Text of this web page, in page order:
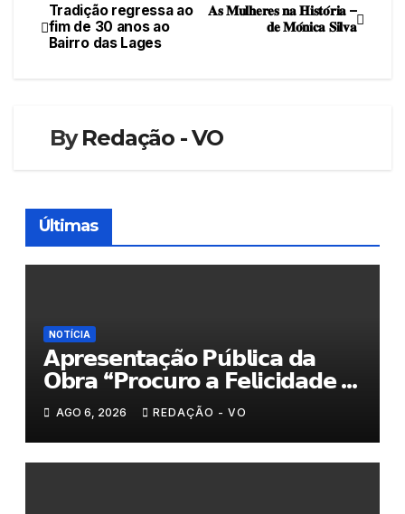
Navegação
de
𝐀𝐬 𝐌𝐮𝐥𝐡𝐞𝐫𝐞𝐬 𝐧𝐚 𝐇𝐢𝐬𝐭𝐨́𝐫𝐢𝐚 –
𝐝𝐞 𝐌𝐨́𝐧𝐢𝐜𝐚 𝐒𝐢𝐥𝐯𝐚
Tradição regressa ao
fim de 30 anos ao
Bairro das Lages
ByRedação - VO
Últimas
NOTÍCIA
𝗔𝗽𝗿𝗲𝘀𝗲𝗻𝘁𝗮𝗰̧𝗮̃𝗼 𝗣𝘂́𝗯𝗹𝗶𝗰𝗮 𝗱𝗮
𝗢𝗯𝗿𝗮 “𝗣𝗿𝗼𝗰𝘂𝗿𝗼 𝗮 𝗙𝗲𝗹𝗶𝗰𝗶𝗱𝗮𝗱𝗲 𝗲
𝗲𝗹𝗮 𝗺𝗼𝗿𝗮 𝗰𝗼𝗺𝗶𝗴𝗼”
AGO 6, 2026 REDAÇÃO - VO